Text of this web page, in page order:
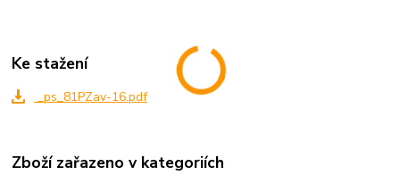
Ke stažení
_ps_81PZav-16.pdf
Zboží zařazeno v kategoriích